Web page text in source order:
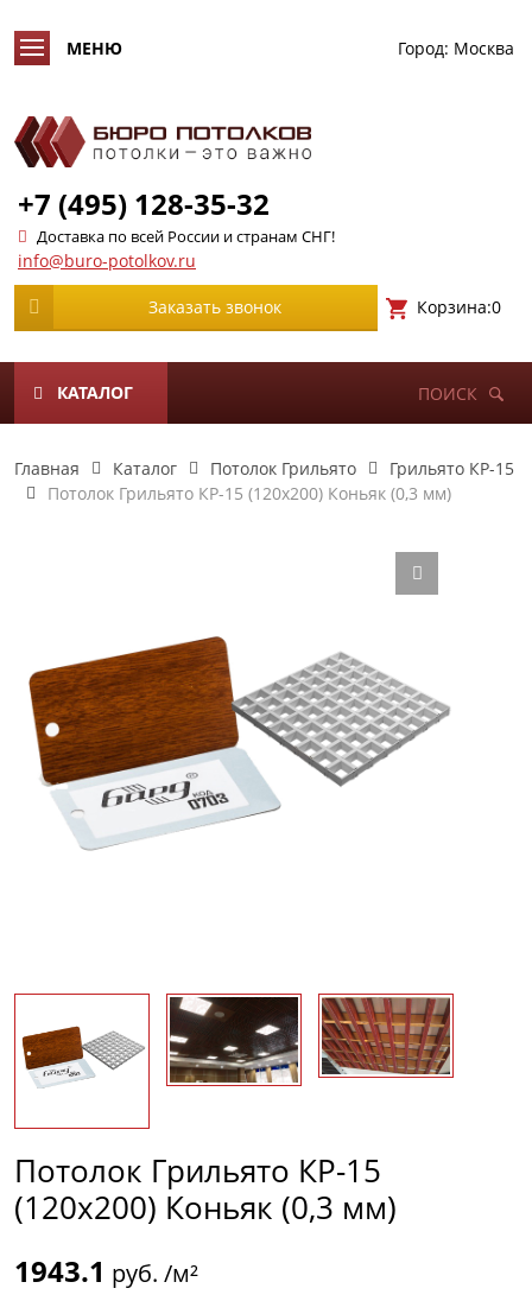
Город: Москва
+7 (495) 128-35-32
Доставка по всей России и странам СНГ!
info@buro-potolkov.ru
Заказать звонок Корзина:0
КАТАЛОГ ПОИСК
Главная Каталог Потолок Грильято
Грильято КР-15
Потолок Грильято КР-15 (120х200) Коньяк (0,3 мм)
Потолок Грильято КР-15
(120х200) Коньяк (0,3 мм)
1943.1 руб. /м²